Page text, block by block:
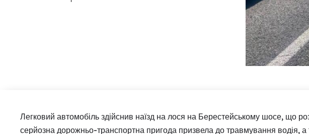
Легковий автомобіль здійснив наїзд на лося на Берестейському шосе, що
серйозна дорожньо-транспортна пригода призвела до травмування водія,